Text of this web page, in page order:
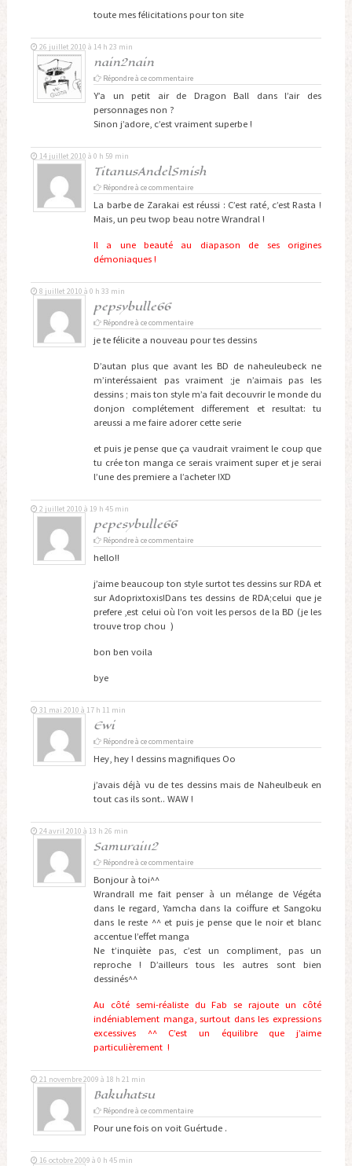
toute mes félicitations pour ton site
nain2nain
26 juillet 2010 à 14 h 23 min
Répondre à ce commentaire
Y’a un petit air de Dragon Ball dans l’air des
personnages non ?
Sinon j’adore, c’est vraiment superbe !
TitanusAndelSmish
14 juillet 2010 à 0 h 59 min
Répondre à ce commentaire
La barbe de Zarakai est réussi : C’est raté, c’est Rasta !
Mais, un peu twop beau notre Wrandral !
Il a une beauté au diapason de ses origines
démoniaques !
pepsybulle66
8 juillet 2010 à 0 h 33 min
Répondre à ce commentaire
je te félicite a nouveau pour tes dessins
D’autan plus que avant les BD de naheuleubeck ne
m’interéssaient pas vraiment ;je n’aimais pas les
dessins ; mais ton style m’a fait decouvrir le monde du
donjon complétement differement et resultat: tu
areussi a me faire adorer cette serie
et puis je pense que ça vaudrait vraiment le coup que
tu crée ton manga ce serais vraiment super et je serai
l’une des premiere a l’acheter !XD
pepesybulle66
2 juillet 2010 à 19 h 45 min
Répondre à ce commentaire
hello!!
j’aime beaucoup ton style surtot tes dessins sur RDA et
sur Adoprixtoxis!Dans tes dessins de RDA;celui que je
prefere ,est celui où l’on voit les persos de la BD (je les
trouve trop chou )
bon ben voila
bye
Ewi
31 mai 2010 à 17 h 11 min
Répondre à ce commentaire
Hey, hey ! dessins magnifiques Oo
j’avais déjà vu de tes dessins mais de Naheulbeuk en
tout cas ils sont.. WAW !
Samurai112
24 avril 2010 à 13 h 26 min
Répondre à ce commentaire
Bonjour à toi^^
Wrandrall me fait penser à un mélange de Végéta
dans le regard, Yamcha dans la coiffure et Sangoku
dans le reste ^^ et puis je pense que le noir et blanc
accentue l’effet manga
Ne t’inquiète pas, c’est un compliment, pas un
reproche ! D’ailleurs tous les autres sont bien
dessinés^^
Au côté semi-réaliste du Fab se rajoute un côté
indéniablement manga, surtout dans les expressions
excessives ^^ C’est un équilibre que j’aime
particulièrement !
Bakuhatsu
21 novembre 2009 à 18 h 21 min
Répondre à ce commentaire
Pour une fois on voit Guértude .
16 octobre 2009 à 0 h 45 min